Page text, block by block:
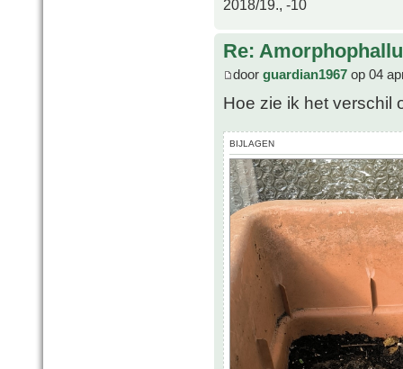
2018/19., -10
Re:
door guardian1967 op 04
Hoe zie ik het verschil
BIJLAGEN